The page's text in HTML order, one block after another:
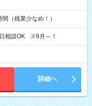
（残業少なめ！）
相談OK ※9月～！
詳細へ